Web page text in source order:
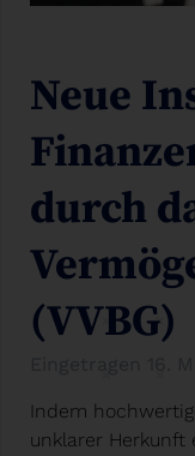
Neue
durch
(VVBG)
Indem
unklarer